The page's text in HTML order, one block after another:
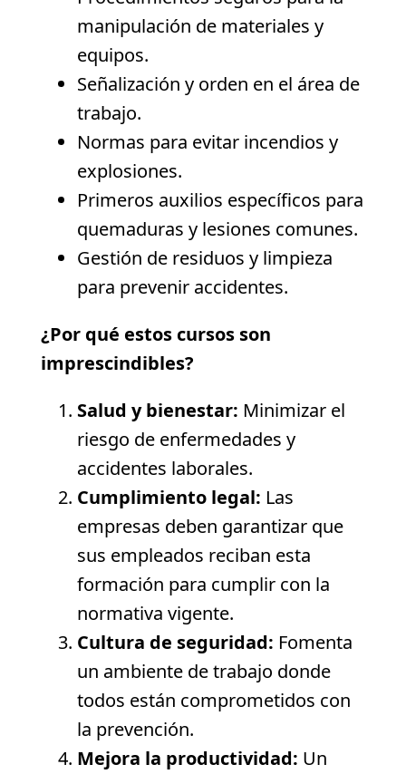
manipulación de materiales y
equipos.
Señalización y orden en el área de
trabajo.
Normas para evitar incendios y
explosiones.
Primeros auxilios específicos para
quemaduras y lesiones comunes.
Gestión de residuos y limpieza
para prevenir accidentes.
¿Por qué estos cursos son
imprescindibles?
Salud y bienestar: Minimizar el
riesgo de enfermedades y
accidentes laborales.
Cumplimiento legal: Las
empresas deben garantizar que
sus empleados reciban esta
formación para cumplir con la
normativa vigente.
Cultura de seguridad: Fomenta
un ambiente de trabajo donde
todos están comprometidos con
la prevención.
Mejora la productividad: Un